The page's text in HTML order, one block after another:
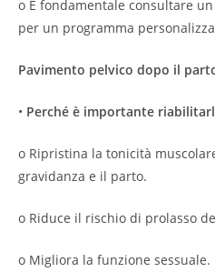
o È fondamentale consultare
per un programma
Pavimento pelvico dopo il
• Perché è importante
o Ripristina la tonicità
gravidanza e il parto.
o Riduce il rischio di prolasso
o Migliora la funzione sessuale.